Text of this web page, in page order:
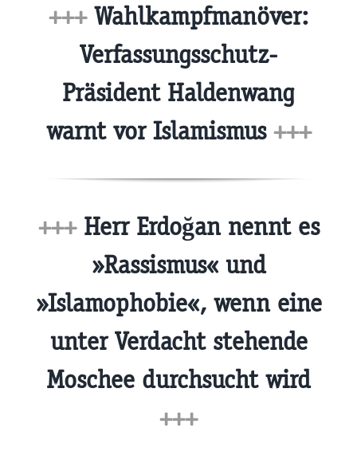
+++Wahlkampfmanöver:
Verfassungsschutz-
Präsident Haldenwang
warnt vor Islamismus +++
+++Herr Erdoğan nennt es
»Rassismus« und
»Islamophobie«, wenn eine
unter Verdacht stehende
Moschee durchsucht wird
+++